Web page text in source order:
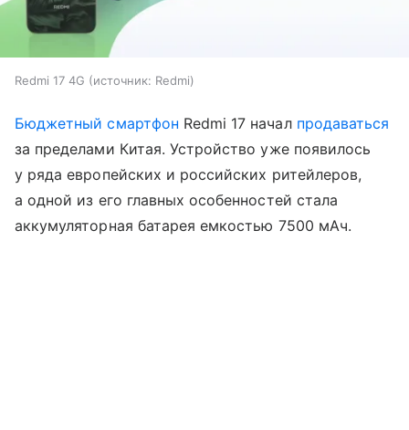
Redmi 17 4G источник: Redmi
Бюджетный смартфон Redmi 17 начал продаваться
за пределами Китая. Устройство уже появилось
у ряда европейских и российских ритейлеров,
а одной из его главных особенностей стала
аккумуляторная батарея емкостью 7500 мАч.